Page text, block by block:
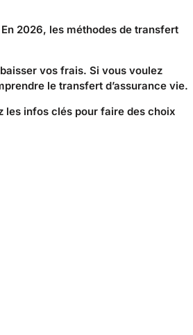
2026, les méthodes de transfert
vos frais. Si vous voulez
le transfert d’assurance vie.
les infos clés pour faire des choix